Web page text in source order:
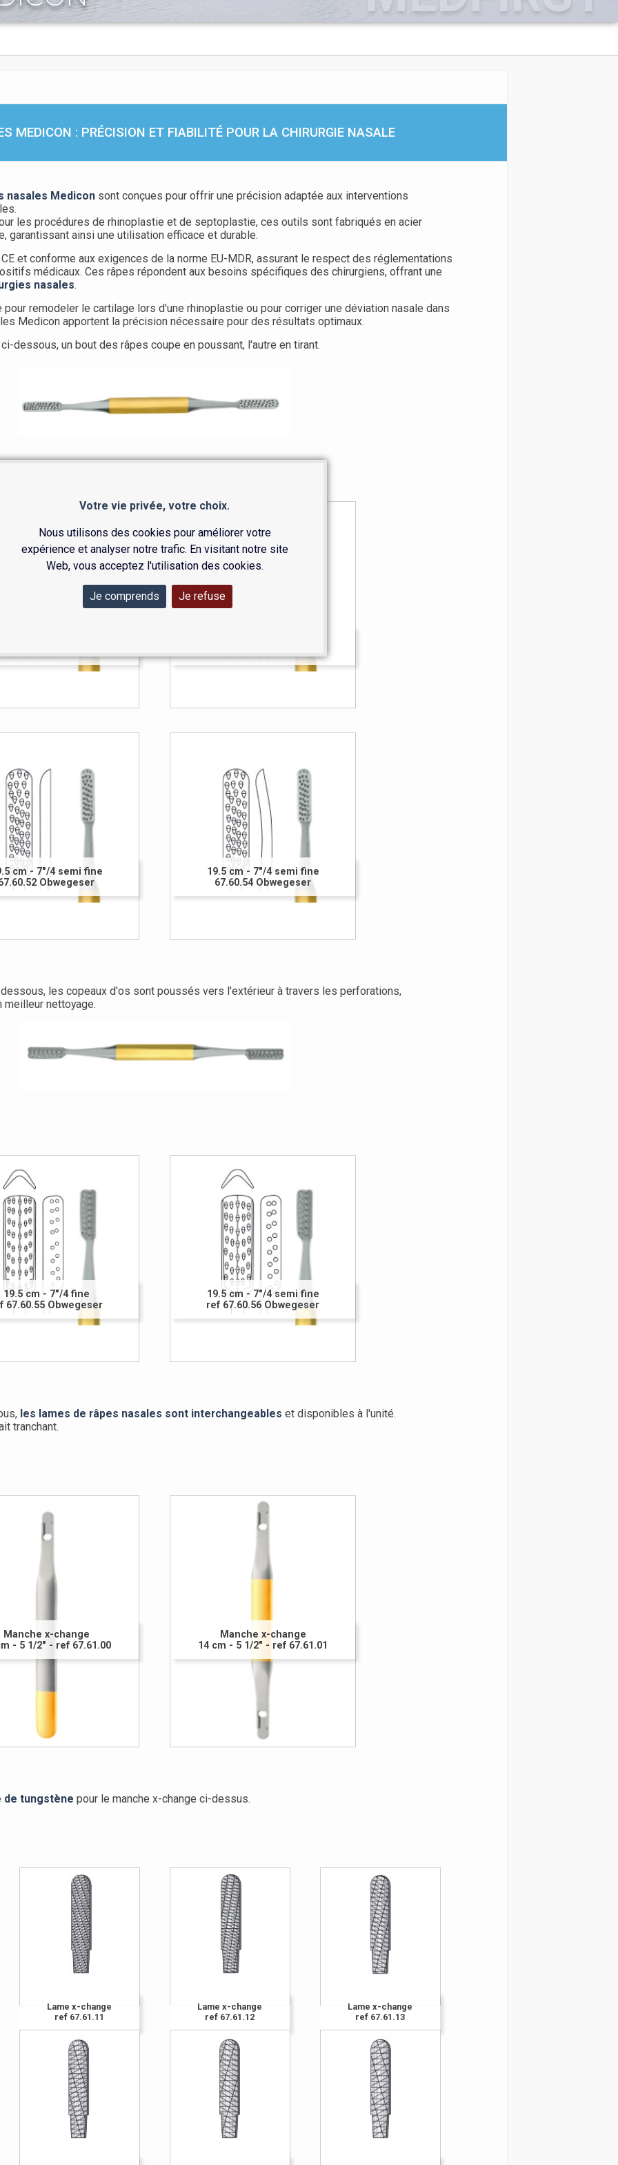
Votre vie privée, votre choix.
Nous utilisons des cookies pour améliorer votre
expérience et analyser notre trafic. En visitant notre site
Web, vous acceptez l'utilisation des cookies.
Je comprends Je refuse
MEDICON : PRÉCISION ET FIABILITÉ POUR LA CHIRURGIE NASALE
nasales Mediconsont conçues pour offrir une précision adaptée aux interventions
les procédures de rhinoplastie et de septoplastie, ces outils sont fabriqués en acier
garantissant ainsi une utilisation efficace et durable.
et conforme aux exigences de la norme EU-MDR, assurant le respect des réglementations
médicaux. Ces râpes répondent aux besoins spécifiques des chirurgiens, offrant une
nasales.
remodeler le cartilage lors d'une rhinoplastie ou pour corriger une déviation nasale dans
Medicon apportent la précision nécessaire pour des résultats optimaux.
dessous, un bout des râpes coupe en poussant, l'autre en tirant.
cm - 7"/4 semi fine
Obwegeser
19.5 cm - 7"/4 semi fine
67.60.54 Obwegeser
les copeaux d'os sont poussés vers l'extérieur à travers les perforations,
nettoyage.
19.5 cm - 7"/4 fine
67.60.55 Obwegeser
19.5 cm - 7"/4 semi fine
ref 67.60.56 Obwegeser
les lames de râpes nasales sont interchangeables et disponibles à l'unité.
tranchant.
Manche x-change
- 5 1/2" - ref 67.61.00
Manche x-change
14 cm - 5 1/2" - ref 67.61.01
de tungstène pour le manche x-change ci-dessus.
Lame x-change
ref 67.61.11
Lame x-change
ref 67.61.12
Lame x-change
ref 67.61.13